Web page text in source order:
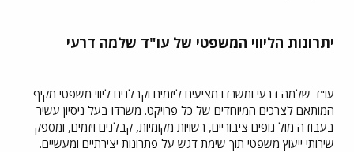
יתרונות הליווי המשפטי של עו"ד שלמה דרעי
עו"ד שלמה דרעי ומשרדו מציעים ליזמים וקבלנים ליווי משפטי מקיף
המותאם לצרכים המיוחדים של כל פרויקט. משרדו בעל ניסיון עשיר
בעבודה מול גופים ציבוריים, רשויות מקומיות, קבלנים ויזמים, ומספק
שירותי ייעוץ משפטי תוך שימת דגש על פתרונות יצירתיים ומעשיים.